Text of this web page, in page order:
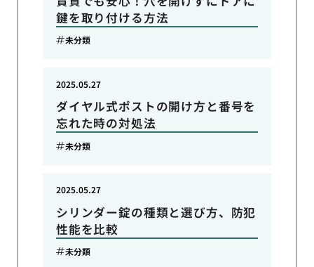
鍵を取り付ける方法
未分類
ダイヤル式ポストの開け方と番号を
忘れた時の対処法
2025.05.27
未分類
シリンダー錠の種類と選び方、防犯
性能を比較
2025.05.27
未分類